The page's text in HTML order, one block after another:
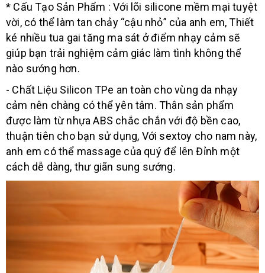
* Cấu Tạo Sản Phẩm : Với lõi silicone mềm mại tuyệt
vời, có thể làm tan chảy “cậu nhỏ” của anh em, Thiết
ké nhiều tua gai tăng ma sát ở điểm nhạy cảm sẽ
giúp bạn trải nghiệm cảm giác làm tình không thể
nào sướng hơn.
- Chất Liệu Silicon TPe an toàn cho vùng da nhạy
cảm nên chàng có thể yên tâm. Thân sản phẩm
được làm từ nhựa ABS chắc chắn với độ bền cao,
thuận tiên cho bạn sử dụng, Với sextoy cho nam này,
anh em có thể massage của quý để lên Đỉnh một
cách dễ dàng, thư giãn sung sướng.